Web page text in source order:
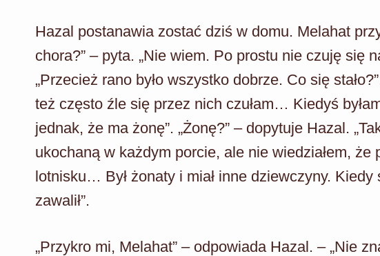
Hazal postanawia zostać dziś w domu. Melahat
chora?” – pyta. „Nie wiem. Po prostu nie czuję się
„Przecież rano było wszystko dobrze. Co się
też często źle się przez nich czułam… Kiedyś
jednak, że ma żonę”. „Żonę?” – dopytuje Hazal.
ukochaną w każdym porcie, ale nie wiedziałem,
lotnisku… Był żonaty i miał inne dziewczyny. Kiedy
zawalił”.
„Przykro mi, Melahat” – odpowiada Hazal. – „Nie